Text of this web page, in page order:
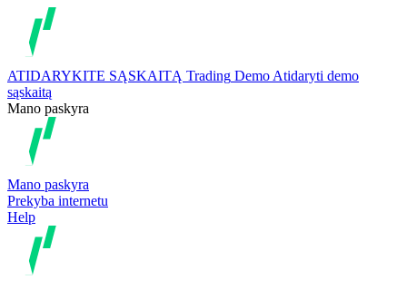
ATIDARYKITE SĄSKAITĄ Trading Demo Atidaryti demo
sąskaitą
Mano paskyra
Mano paskyra
Prekyba internetu
Help